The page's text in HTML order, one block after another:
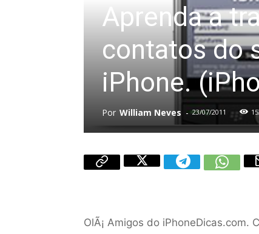
Aprenda a
contatos do
iPhone.
Por William Neves - 23/07/2011
OlÃ¡ Amigos do